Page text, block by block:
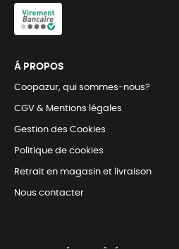
Á PROPOS
Coopazur, qui sommes-nous?
CGV & Mentions légales
Gestion des Cookies
Politique de cookies
Retrait en magasin et livraison
Nous contacter